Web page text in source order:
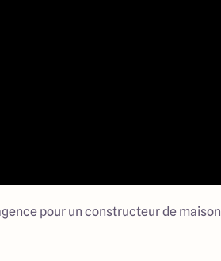
pour un constructeur de maison